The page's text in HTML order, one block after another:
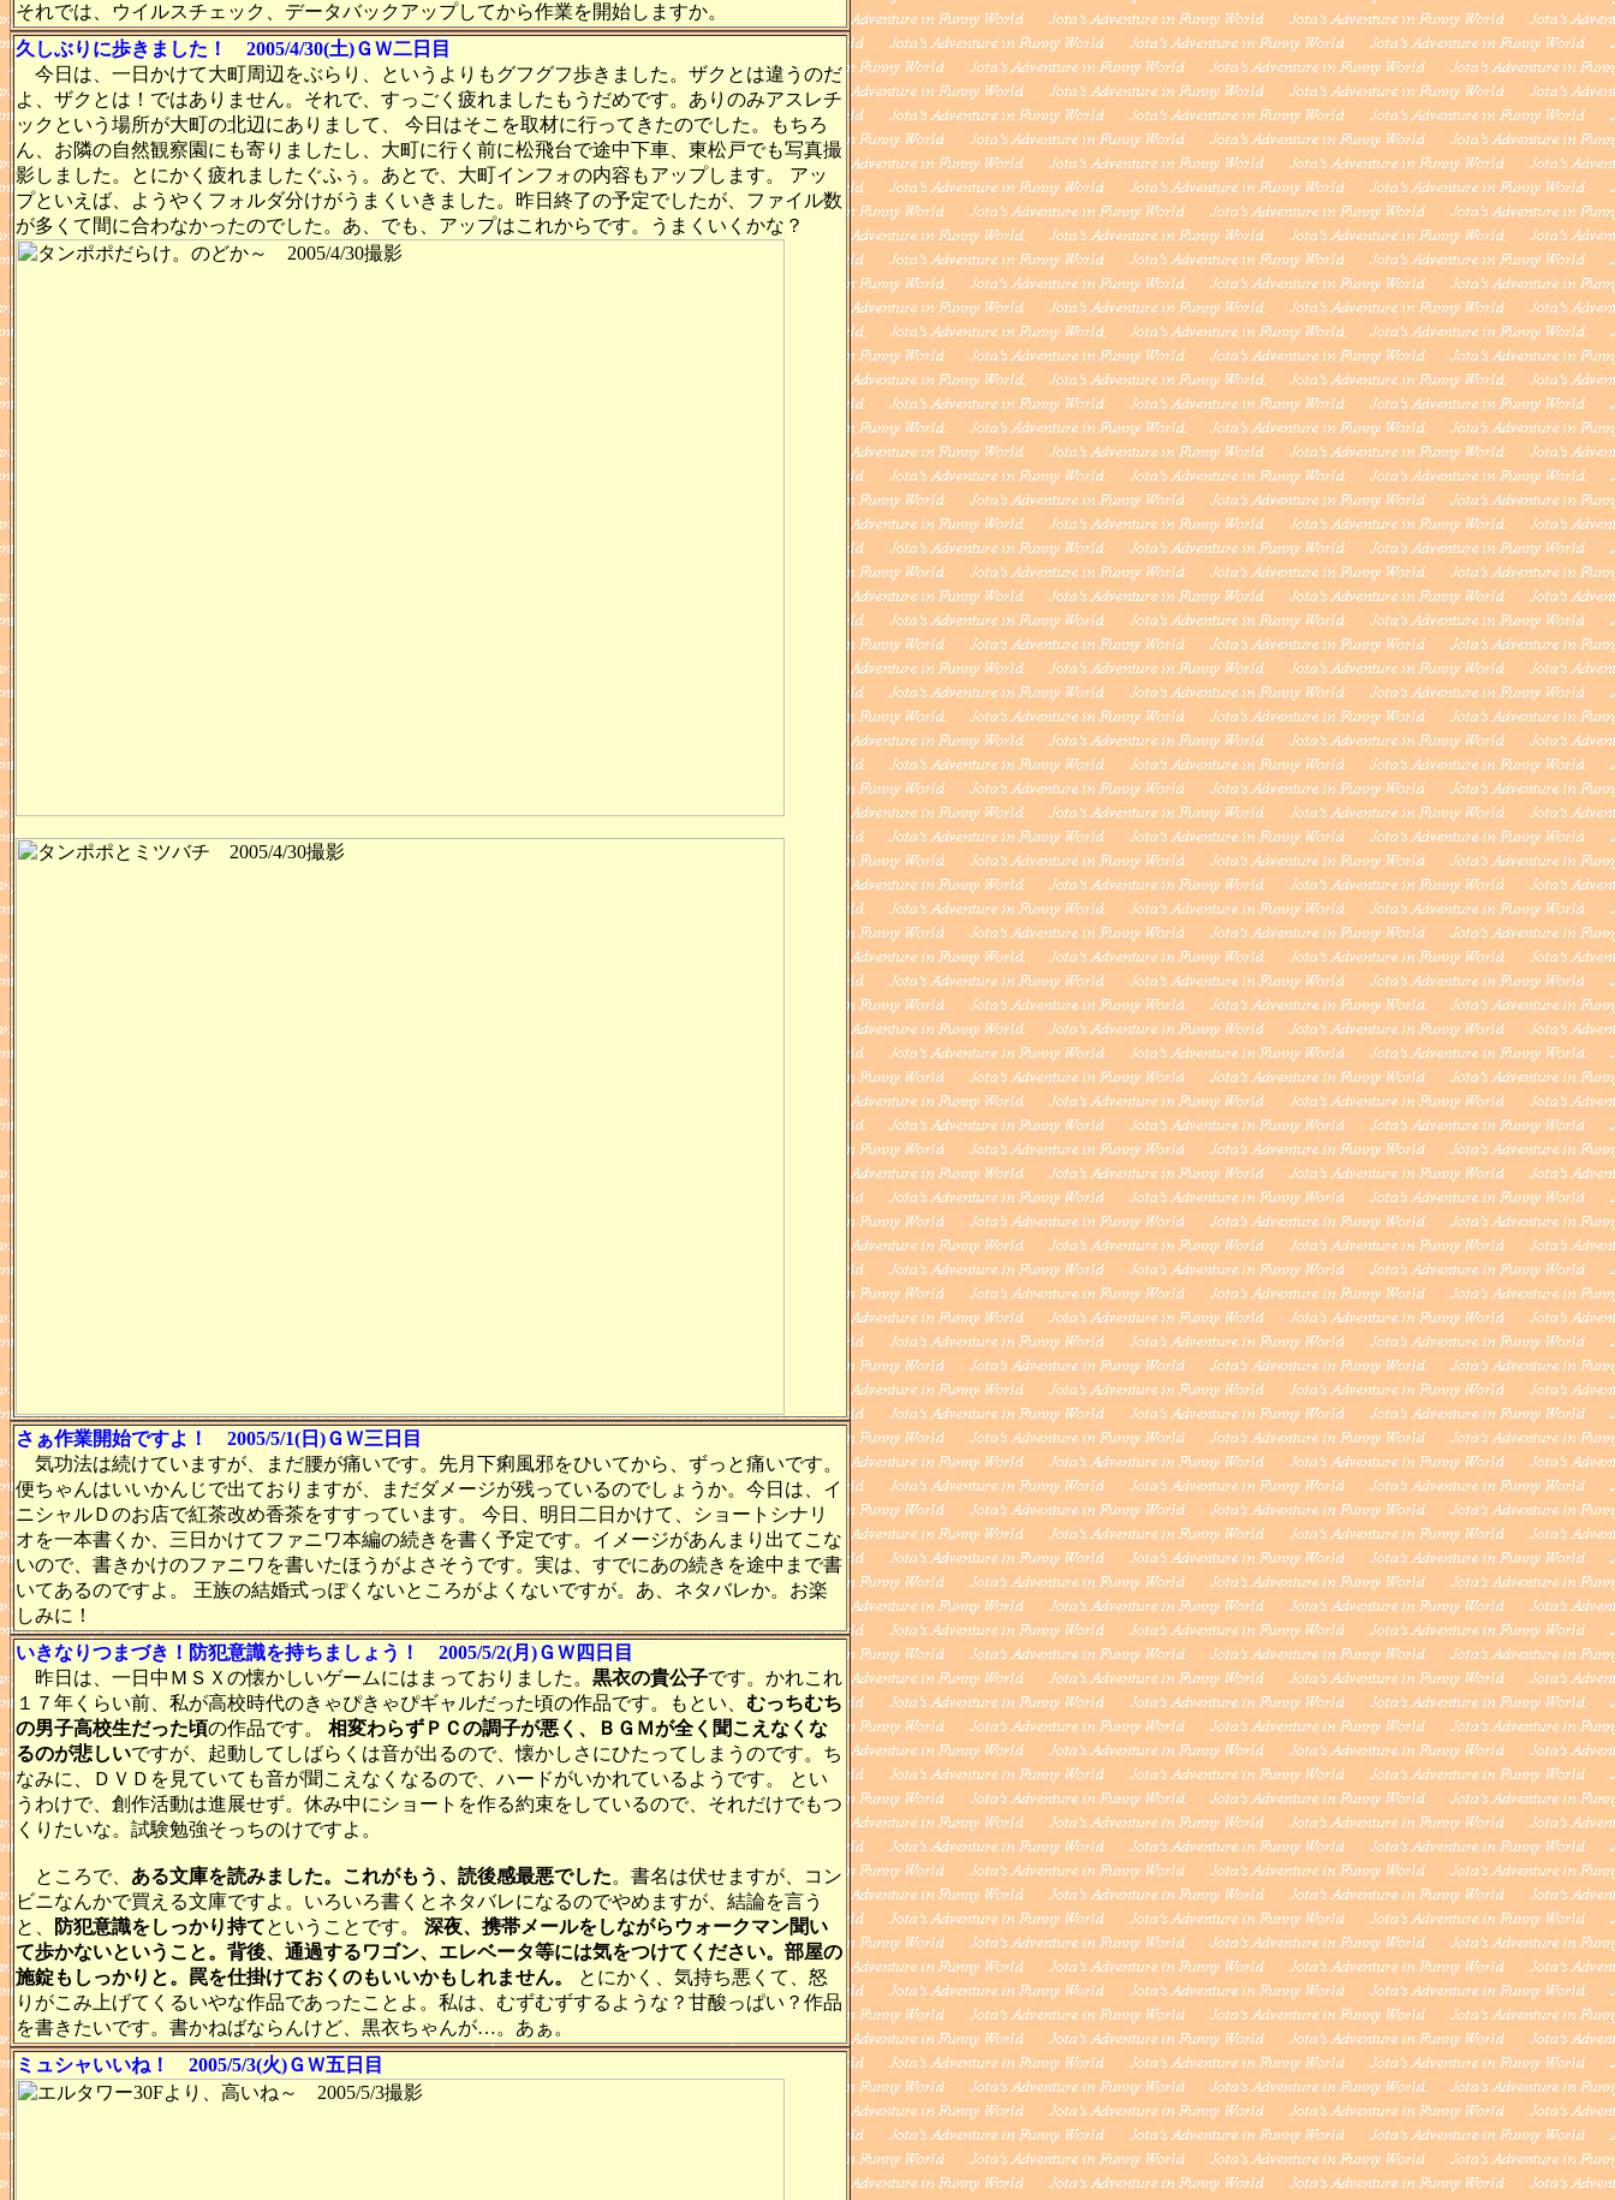
それでは、ウイルスチェック、データバックアップしてから作業を開始しますか。
久しぶりに歩きました！ 2005/4/30(土)ＧＷ二日目
今日は、一日かけて大町周辺をぶらり、というよりもグフグフ歩きました。ザクとは違うのだ
よ、ザクとは！ではありません。それで、すっごく疲れましたもうだめです。ありのみアスレチ
ックという場所が大町の北辺にありまして、 今日はそこを取材に行ってきたのでした。もちろ
ん、お隣の自然観察園にも寄りましたし、大町に行く前に松飛台で途中下車、東松戸でも写真撮
影しました。とにかく疲れましたぐふぅ。あとで、大町インフォの内容もアップします。 アッ
プといえば、ようやくフォルダ分けがうまくいきました。昨日終了の予定でしたが、ファイル数
が多くて間に合わなかったのでした。あ、でも、アップはこれからです。うまくいくかな？
さぁ作業開始ですよ！ 2005/5/1(日)ＧＷ三日目
気功法は続けていますが、まだ腰が痛いです。先月下痢風邪をひいてから、ずっと痛いです。
便ちゃんはいいかんじで出ておりますが、まだダメージが残っているのでしょうか。今日は、イ
ニシャルＤのお店で紅茶改め香茶をすすっています。 今日、明日二日かけて、ショートシナリ
オを一本書くか、三日かけてファニワ本編の続きを書く予定です。イメージがあんまり出てこな
いので、書きかけのファニワを書いたほうがよさそうです。実は、すでにあの続きを途中まで書
いてあるのですよ。 王族の結婚式っぽくないところがよくないですが。あ、ネタバレか。お楽
しみに！
いきなりつまづき！防犯意識を持ちましょう！ 2005/5/2(月)ＧＷ四日目
昨日は、一日中ＭＳＸの懐かしいゲームにはまっておりました。 黒衣の貴公子です。かれこれ
１７年くらい前、私が高校時代のきゃぴきゃぴギャルだった頃の作品です。もとい、 むっちむち
の男子高校生だった頃の作品です。 相変わらずＰＣの調子が悪く、ＢＧＭが全く聞こえなくな
るのが悲しいですが、起動してしばらくは音が出るので、懐かしさにひたってしまうのです。ち
なみに、ＤＶＤを見ていても音が聞こえなくなるので、ハードがいかれているようです。 とい
うわけで、創作活動は進展せず。休み中にショートを作る約束をしているので、それだけでもつ
くりたいな。試験勉強そっちのけですよ。
ところで、 ある文庫を読みました。これがもう、読後感最悪でした。書名は伏せますが、コン
ビニなんかで買える文庫ですよ。いろいろ書くとネタバレになるのでやめますが、結論を言う
と、
防犯意識をしっかり持てということです。 深夜、携帯メールをしながらウォークマン聞い
て歩かないということ。背後、通過するワゴン、エレベータ等には気をつけてください。部屋の
施錠もしっかりと。罠を仕掛けておくのもいいかもしれません。
とにかく、気持ち悪くて、怒
りがこみ上げてくるいやな作品であったことよ。私は、むずむずするような？甘酸っぱい？作品
を書きたいです。書かねばならんけど、黒衣ちゃんが…。あぁ。
ミュシャいいね！ 2005/5/3(火)ＧＷ五日目